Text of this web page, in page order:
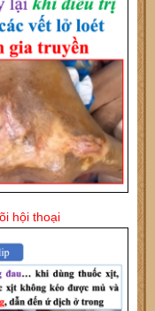
hội thoại